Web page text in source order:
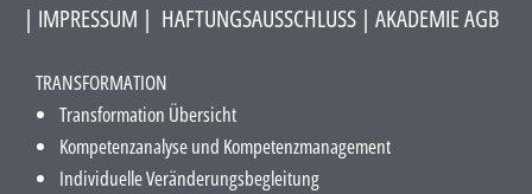
| IMPRESSUM | HAFTUNGSAUSSCHLUSS​ | AKADEMIE AGB
TRANSFORMATION
Transformation Übersicht
Kompetenzanalyse und Kompetenzmanagement
Individuelle Veränderungsbegleitung